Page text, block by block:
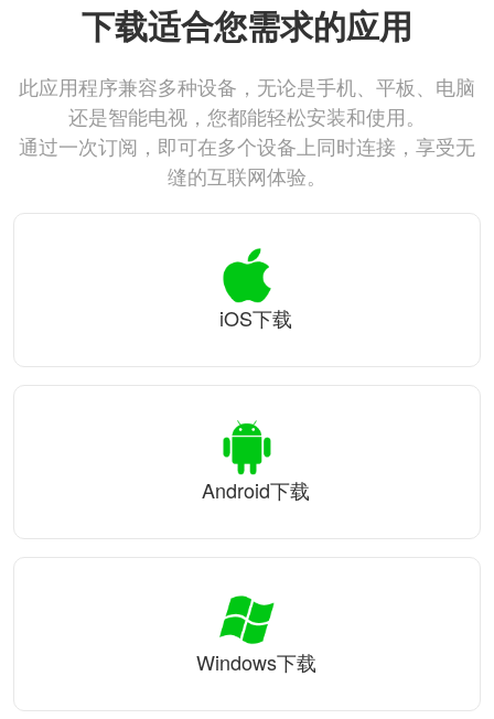
下载适合您需求的应用
此应用程序兼容多种设备，无论是手机、平板、电脑
还是智能电视，您都能轻松安装和使用。
通过一次订阅，即可在多个设备上同时连接，享受无
缝的互联网体验。
iOS下载
Android下载
Windows下载